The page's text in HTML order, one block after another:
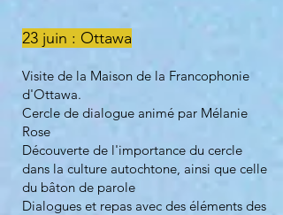
23 juin : Ottawa
Visite de la Maison de la Francophonie
d'Ottawa.
Cercle de dialogue animé par Mélanie
Rose
Découverte de l'importance du cercle
dans la culture autochtone, ainsi que celle
du bâton de parole
Dialogues et repas avec des éléments des